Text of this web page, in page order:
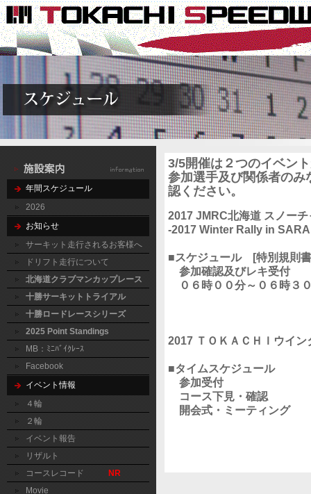
年間スケジュール
2026
お知らせ
サーキット走行されるお客様へ
ドリフト走行について
北海道クラブマンカップレース
十勝サーキットトライアル
十勝ロードレースシリーズ
2025 Point Standings
MB：ﾐﾆﾊﾞｲｸﾚｰｽ
Facebook
イベント情報
４輪
２輪
イベント報告
リザルト
コースレコード
NR
Movie
3/5開催は２つのイベン
参加選手及び関係者のみ
認ください。
2017 JMRC北海道 スノー
-2017 Winter Rally in
■スケジュール [特別規則
参加確認及びレキ受付
０６時００分～０６時３
2017 ＴＯＫＡＣＨＩウイ
■タイムスケジュール
参加受付
コース下見・確
開会式・ミーティ